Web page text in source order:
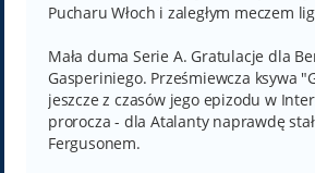
Pucharu Włoch i zaległym meczem
Mała duma Serie A. Gratulacje dla
Gasperiniego. Prześmiewcza ksywa
jeszcze z czasów jego epizodu w
prorocza - dla Atalanty naprawdę
Fergusonem.